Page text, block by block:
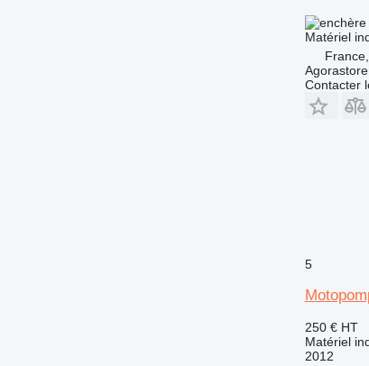
Matériel
Agorastore
Contacter
5
250 € HT
Matériel
2012